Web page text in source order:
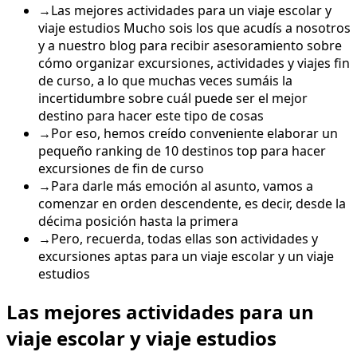
→Las mejores actividades para un viaje escolar y
viaje estudios Mucho sois los que acudís a nosotros
y a nuestro blog para recibir asesoramiento sobre
cómo organizar excursiones, actividades y viajes fin
de curso, a lo que muchas veces sumáis la
incertidumbre sobre cuál puede ser el mejor
destino para hacer este tipo de cosas
→Por eso, hemos creído conveniente elaborar un
pequeño ranking de 10 destinos top para hacer
excursiones de fin de curso
→Para darle más emoción al asunto, vamos a
comenzar en orden descendente, es decir, desde la
décima posición hasta la primera
→Pero, recuerda, todas ellas son actividades y
excursiones aptas para un viaje escolar y un viaje
estudios
Las mejores actividades para un
viaje escolar y viaje estudios